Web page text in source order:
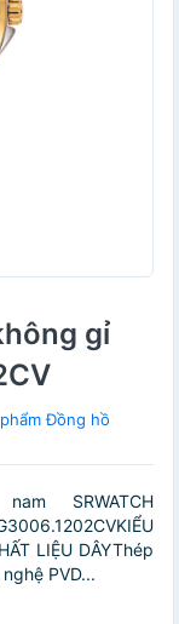
gỉ
Đồng hồ
SRWATCH
LIỆU DÂYThép
PVD...